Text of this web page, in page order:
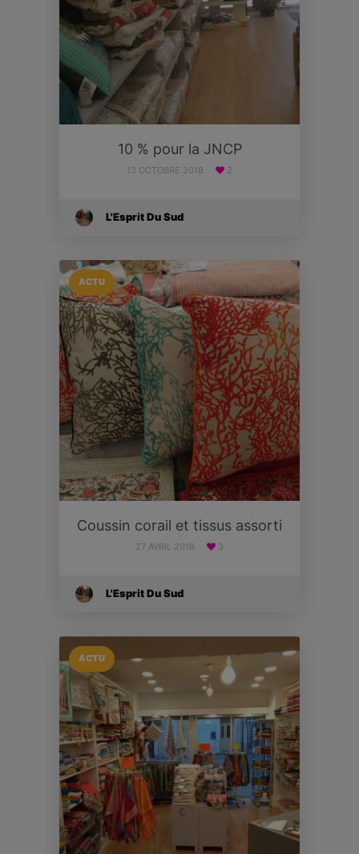
10 % pour la JNCP
13 OCTOBRE 2018 2
L'Esprit Du Sud
ACTU
Coussin corail et tissus assorti
27 AVRIL 2018 3
L'Esprit Du Sud
ACTU